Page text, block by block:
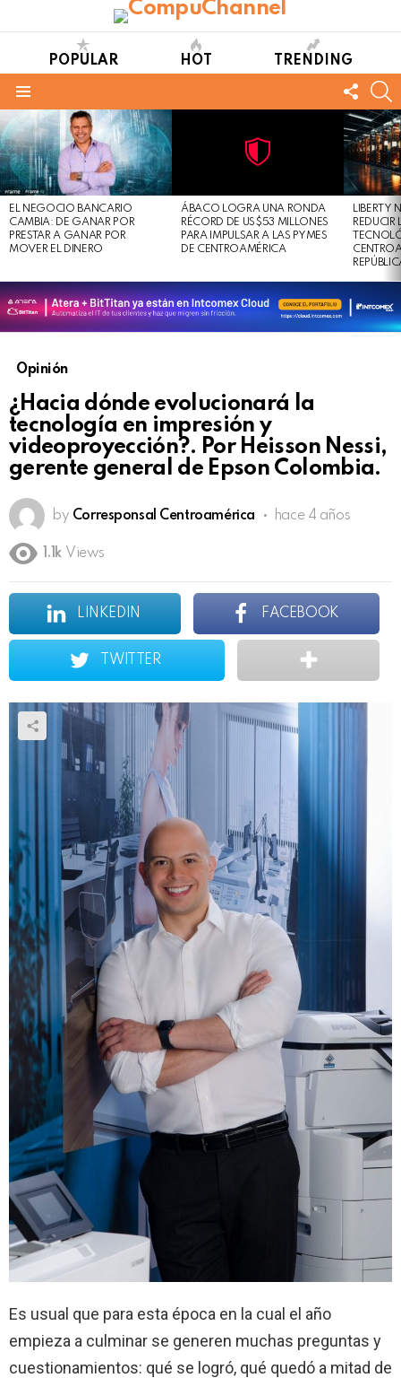
POPULAR HOT TRENDING
US
LATEST
STORIES
EL NEGOCIO BANCARIO
CAMBIA: DE GANAR POR
PRESTAR A GANAR POR
MOVER EL DINERO
Safe
For
Work
view
this
post
ÁBACO LOGRA UNA RONDA
RÉCORD DE US$53 MILLONES
PARA IMPULSAR A LAS PYMES
DE CENTROAMÉRICA
LIBERTY
REDUCIR
Opinión
¿Hacia dónde evolucionará la
tecnología en impresión y
videoproyección?. Por Heisson Nessi,
gerente general de Epson Colombia.
by Corresponsal Centroamérica hace 4 años
1.1k Views
LINKEDIN FACEBOOK
TWITTER
Es usual que para esta época en la cual el año
empieza a culminar se generen muchas preguntas y
cuestionamientos: qué se logró, qué quedó a mitad de